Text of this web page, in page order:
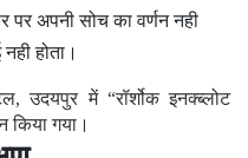
पर अपनी सोच का वर्णन नही
होता।
उदयपुर में “रॉर्शोक इनक्ब्लोट
किया गया।